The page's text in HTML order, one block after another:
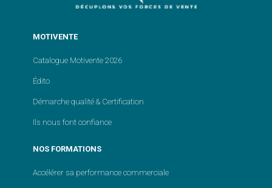
MOTIVENTE
Catalogue Motivente 2026
Édito
Démarche qualité & Certification
Ils nous font confiance
NOS FORMATIONS
Accélérer sa performance commerciale